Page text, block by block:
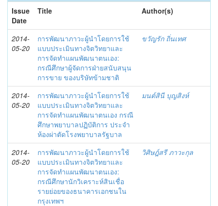
Issue
Date
Title Author(s)
2014-
05-20
การพัฒนาภาวะผู้นำโดยการใช้
แบบประเมินทางจิตวิทยาและ
การจัดทำแผนพัฒนาตนเอง:
กรณีศึกษาผู้จัดการฝ่ายสนับสนุน
การขาย ของบริษัทข้ามชาติ
ขวัญรัก ถิ่นเทศ
2014-
05-20
การพัฒนาภาวะผู้นำโดยการใช้
แบบประเมินทางจิตวิทยาและ
การจัดทำแผนพัฒนาตนเอง กรณี
ศึกษาพยาบาลปฏิบัติการ ประจำ
ห้องผ่าตัดโรงพยาบาลรัฐบาล
มนต์สินี บุญสิงห์
2014-
05-20
การพัฒนาภาวะผู้นำโดยการใช้
แบบประเมินทางจิตวิทยาและ
การจัดทำแผนพัฒนาตนเอง:
กรณีศึกษานักวิเคราะห์สินเชื่อ
รายย่อยของธนาคารเอกชนใน
กรุงเทพฯ
วิศิษฎ์สรี ภาวะกุล